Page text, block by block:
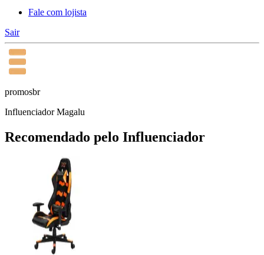
Fale com lojista
Sair
promosbr
Influenciador Magalu
Recomendado pelo Influenciador